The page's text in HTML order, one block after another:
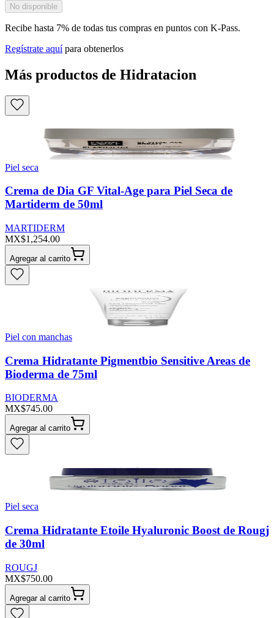
No disponible
Recibe hasta 7% de todas tus compras en puntos con K-Pass.
Regístrate aquí para obtenerlos
Más productos de Hidratacion
Piel seca
Crema de Dia GF Vital-Age para Piel Seca de
Martiderm de 50ml
MARTIDERM
MX$1,254.00
Agregar al carrito
Piel con manchas
Crema Hidratante Pigmentbio Sensitive Areas de
Bioderma de 75ml
BIODERMA
MX$745.00
Agregar al carrito
Piel seca
Crema Hidratante Etoile Hyaluronic Boost de Rougj
de 30ml
ROUGJ
MX$750.00
Agregar al carrito